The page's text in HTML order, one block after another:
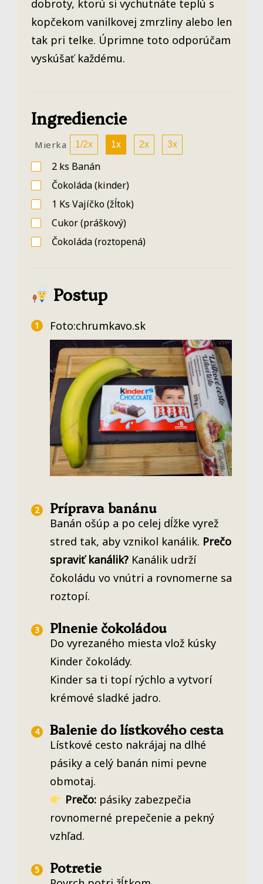
dobroty, ktorú si vychutnáte teplú s
kopčekom vanilkovej zmrzliny alebo len
tak pri telke. Úprimne toto odporúčam
vyskúšať každému.
Ingrediencie
Mierka 1/2x 1x 2x 3x
2 ks Banán
Čokoláda(kinder)
1 Ks Vajíčko(žĺtok)
Cukor(práškový)
Čokoláda(roztopená)
Postup
Foto:chrumkavo.sk
Príprava banánu
Banán ošúp a po celej dĺžke vyrež
stred tak, aby vznikol kanálik. Prečo
spraviť kanálik? Kanálik udrží
čokoládu vo vnútri a rovnomerne sa
roztopí.
Plnenie čokoládou
Do vyrezaného miesta vlož kúsky
Kinder čokolády.
Kinder sa ti topí rýchlo a vytvorí
krémové sladké jadro.
Balenie do lístkového cesta
Lístkové cesto nakrájaj na dlhé
pásiky a celý banán nimi pevne
obmotaj.
Prečo:pásiky zabezpečia
rovnomerné prepečenie a pekný
vzhľad.
Potretie